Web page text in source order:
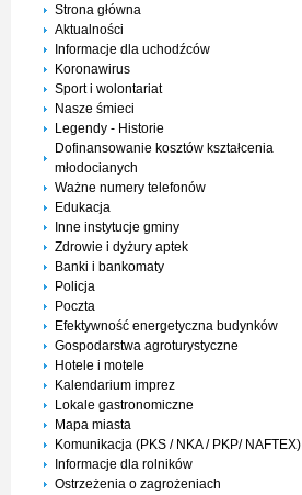
Strona główna
Aktualności
Informacje dla uchodźców
Koronawirus
Sport i wolontariat
Nasze śmieci
Legendy - Historie
Dofinansowanie kosztów kształcenia
młodocianych
Ważne numery telefonów
Edukacja
Inne instytucje gminy
Zdrowie i dyżury aptek
Banki i bankomaty
Policja
Poczta
Efektywność energetyczna budynków
Gospodarstwa agroturystyczne
Hotele i motele
Kalendarium imprez
Lokale gastronomiczne
Mapa miasta
Komunikacja (PKS / NKA / PKP/ NAFTEX)
Informacje dla rolników
Ostrzeżenia o zagrożeniach